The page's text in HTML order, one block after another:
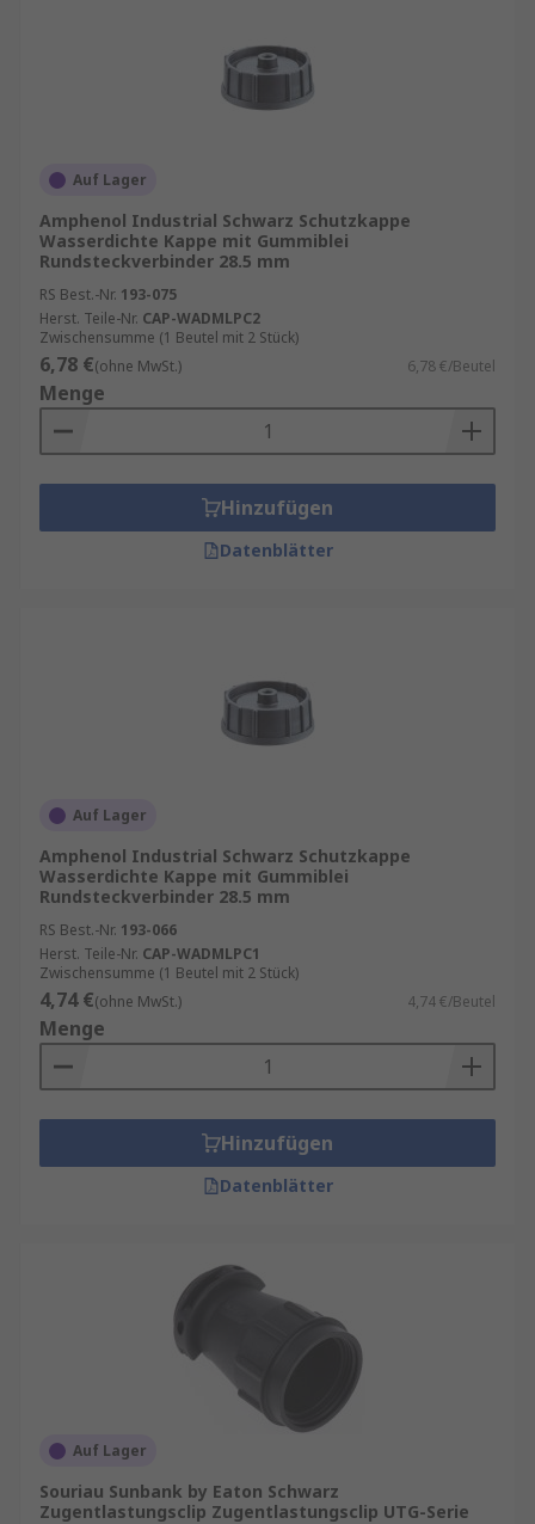
Auf Lager
Amphenol Industrial Schwarz Schutzkappe
Wasserdichte Kappe mit Gummiblei
Rundsteckverbinder 28.5 mm
RS Best.-Nr. 193-075
Herst. Teile-Nr. CAP-WADMLPC2
Zwischensumme (1 Beutel mit 2 Stück)
6,78 €(ohne MwSt.) 6,78 €/Beutel
Menge
Hinzufügen
Datenblätter
Auf Lager
Amphenol Industrial Schwarz Schutzkappe
Wasserdichte Kappe mit Gummiblei
Rundsteckverbinder 28.5 mm
RS Best.-Nr. 193-066
Herst. Teile-Nr. CAP-WADMLPC1
Zwischensumme (1 Beutel mit 2 Stück)
4,74 €(ohne MwSt.) 4,74 €/Beutel
Menge
Hinzufügen
Datenblätter
Auf Lager
Souriau Sunbank by Eaton Schwarz
Zugentlastungsclip Zugentlastungsclip UTG-Serie